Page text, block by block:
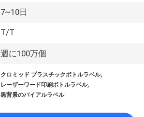
7~10日
T/T
週に100万個
クロミッド プラスチックボトルラベル,
レーザーワード印刷ボトルラベル,
黒背景のバイアルラベル